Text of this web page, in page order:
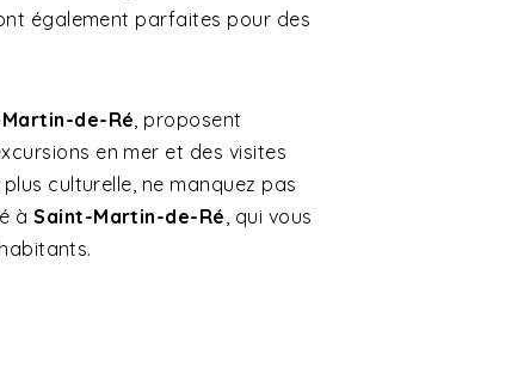
également parfaites pour des
de-Ré, proposent
en mer et des visites
culturelle, ne manquez pas
àSaint-Martin-de-Ré, qui vous